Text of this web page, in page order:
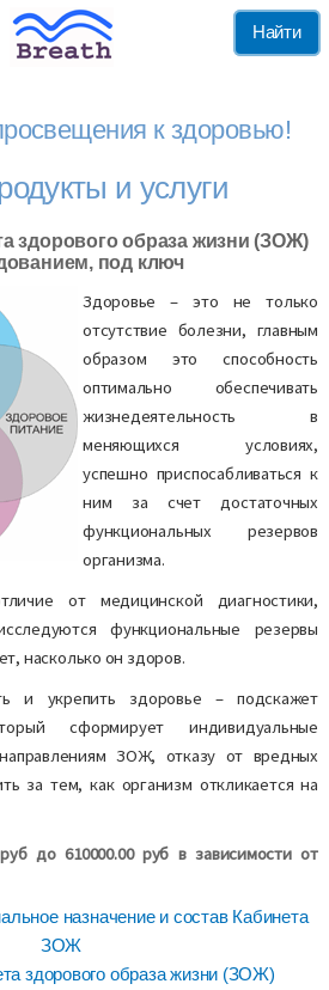
Найти
к здоровью!
и услуги
здорового образа жизни (ЗОЖ)
под ключ
Здоровье – это не только
отсутствие болезни, главным
образом это способность
оптимально обеспечивать
жизнедеятельность в
меняющихся условиях,
успешно приспосабливаться к
ним за счет достаточных
функциональных резервов
организма.
от медицинской диагностики,
функциональные резервы
насколько он здоров.
и укрепить здоровье – подскажет
сформирует индивидуальные
ЗОЖ, отказу от вредных
за тем, как организм откликается на
до 610000.00 руб в зависимости от
назначение и состав Кабинета
ЗОЖ
здорового образа жизни (ЗОЖ)